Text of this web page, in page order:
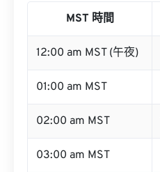
MST 時間
12:00 am MST (午夜)
01:00 am MST
02:00 am MST
03:00 am MST